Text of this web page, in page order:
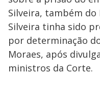
Silveira, também do
Silveira tinha sido
por determinação
Moraes, após
ministros da Corte.